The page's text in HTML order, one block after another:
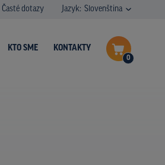
Časté dotazy Jazyk: Slovenština
0
KTO SME KONTAKTY